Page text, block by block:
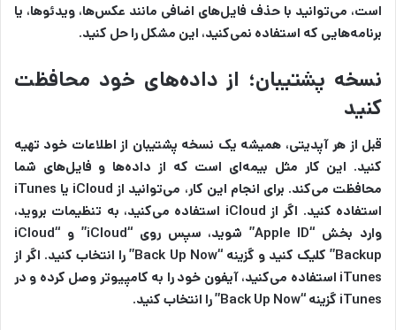
است، می‌توانید با حذف فایل‌های اضافی مانند عکس‌ها، ویدئوها، یا
برنامه‌هایی که استفاده نمی‌کنید، این مشکل را حل کنید.
نسخه پشتیبان؛ از داده‌های خود محافظت
کنید
قبل از هر آپدیتی، همیشه یک نسخه پشتیبان از اطلاعات خود تهیه
کنید. این کار مثل بیمه‌ای است که از داده‌ها و فایل‌های شما
محافظت می‌کند. برای انجام این کار، می‌توانید از iCloud یا iTunes
استفاده کنید. اگر از iCloud استفاده می‌کنید، به تنظیمات بروید،
وارد بخش “Apple ID” شوید، سپس روی “iCloud” و “iCloud
Backup” کلیک کنید و گزینه “Back Up Now” را انتخاب کنید. اگر از
iTunes استفاده می‌کنید، آیفون خود را به کامپیوتر وصل کرده و در
iTunes گزینه “Back Up Now” را انتخاب کنید.